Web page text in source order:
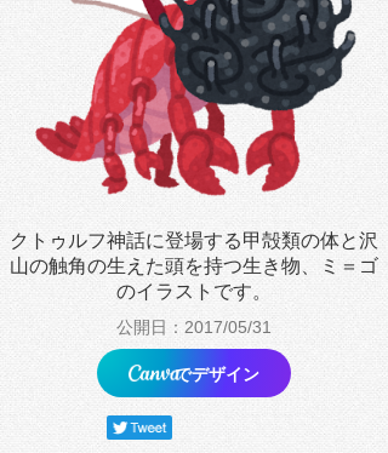
クトゥルフ神話に登場する甲殻類の体と沢
山の触角の生えた頭を持つ生き物、ミ＝ゴ
のイラストです。
公開日：2017/05/31
でデザイン